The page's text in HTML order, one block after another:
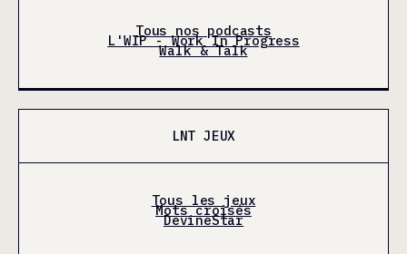
Tous nos podcasts
L'WIP - Work In Progress
Walk & Talk
LNT JEUX
Tous les jeux
Mots croisés
DevineStar